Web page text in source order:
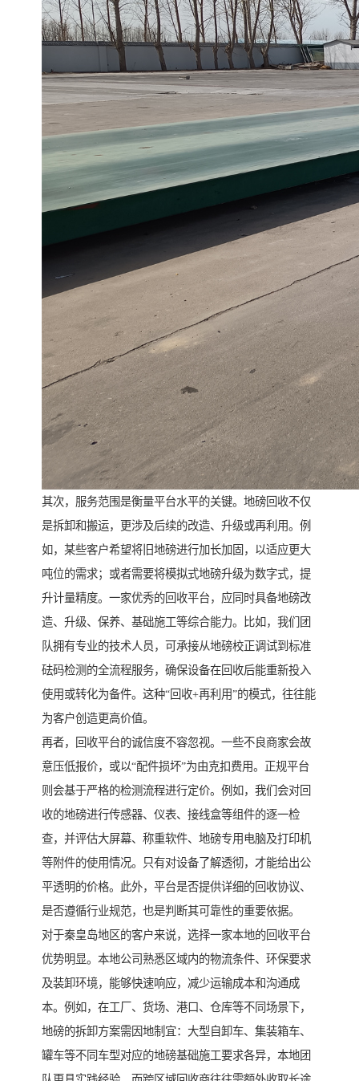
其次，服务范围是衡量平台水平的关键。地磅回收不仅
是拆卸和搬运，更涉及后续的改造、升级或再利用。例
如，某些客户希望将旧地磅进行加长加固，以适应更大
吨位的需求；或者需要将模拟式地磅升级为数字式，提
升计量精度。一家优秀的回收平台，应同时具备地磅改
造、升级、保养、基础施工等综合能力。比如，我们团
队拥有专业的技术人员，可承接从地磅校正调试到标准
砝码检测的全流程服务，确保设备在回收后能重新投入
使用或转化为备件。这种“回收+再利用”的模式，往往能
为客户创造更高价值。
再者，回收平台的诚信度不容忽视。一些不良商家会故
意压低报价，或以“配件损坏”为由克扣费用。正规平台
则会基于严格的检测流程进行定价。例如，我们会对回
收的地磅进行传感器、仪表、接线盒等组件的逐一检
查，并评估大屏幕、称重软件、地磅专用电脑及打印机
等附件的使用情况。只有对设备了解透彻，才能给出公
平透明的价格。此外，平台是否提供详细的回收协议、
是否遵循行业规范，也是判断其可靠性的重要依据。
对于秦皇岛地区的客户来说，选择一家本地的回收平台
优势明显。本地公司熟悉区域内的物流条件、环保要求
及装卸环境，能够快速响应，减少运输成本和沟通成
本。例如，在工厂、货场、港口、仓库等不同场景下，
地磅的拆卸方案需因地制宜：大型自卸车、集装箱车、
罐车等不同车型对应的地磅基础施工要求各异，本地团